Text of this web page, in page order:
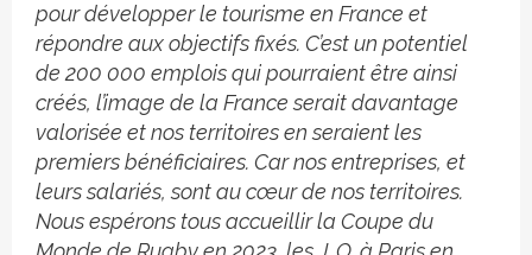
pour développer le tourisme en France et
répondre aux objectifs fixés. C’est un potentiel
de 200 000 emplois qui pourraient être ainsi
créés, l’image de la France serait davantage
valorisée et nos territoires en seraient les
premiers bénéficiaires. Car nos entreprises, et
leurs salariés, sont au cœur de nos territoires.
Nous espérons tous accueillir la Coupe du